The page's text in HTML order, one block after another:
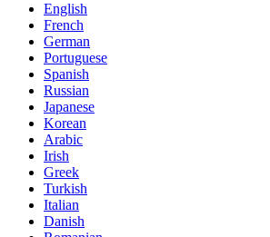
English
French
German
Portuguese
Spanish
Russian
Japanese
Korean
Arabic
Irish
Greek
Turkish
Italian
Danish